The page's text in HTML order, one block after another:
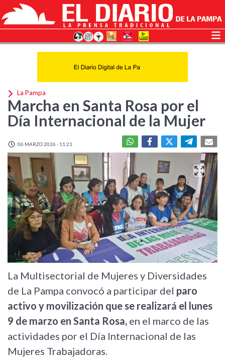
La Pampa
Marcha en Santa Rosa por el
Día Internacional de la Mujer
06 MARZO 2026 - 11:21
La Multisectorial de Mujeres y Diversidades
de La Pampa convocó a participar del paro
activo y movilización que se realizará el lunes
9 de marzo en Santa Rosa, en el marco de las
actividades por el Día Internacional de las
Mujeres Trabajadoras.